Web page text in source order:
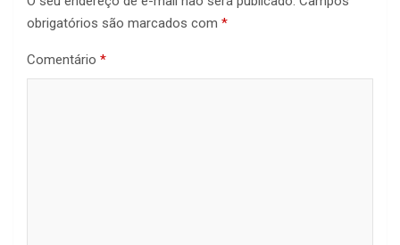
obrigatórios são marcados com *
Comentário *